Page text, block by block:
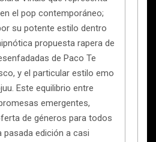
el pop contemporáneo;
su potente estilo dentro
propuesta rapera de
de Paco Te
y el particular estilo emo
Este equilibrio entre
emergentes,
de géneros para todos
edición a casi